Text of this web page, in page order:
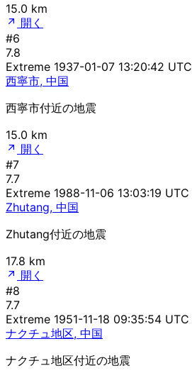
15.0 km
開く
#6
7.8
Extreme 1937-01-07 13:20:42 UTC
西寧市, 中国
西寧市付近の地震
15.0 km
開く
#7
7.7
Extreme 1988-11-06 13:03:19 UTC
Zhutang, 中国
Zhutang付近の地震
17.8 km
開く
#8
7.7
Extreme 1951-11-18 09:35:54 UTC
ナクチュ地区, 中国
ナクチュ地区付近の地震